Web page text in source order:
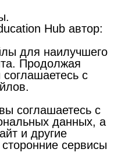
Hub автор:
для наилучшего
Продолжая
соглашаетесь с
соглашаетесь с
данных, а
и другие
сервисы